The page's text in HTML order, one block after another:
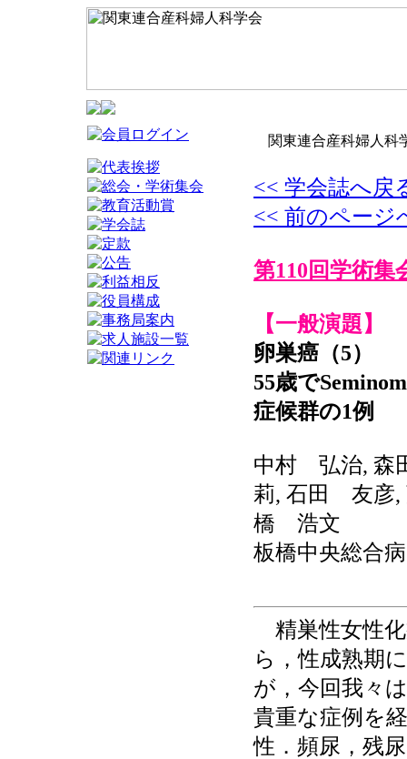
関東連合産科婦人科
<< 学会誌へ戻
<< 前のページ
第110回学術集
【一般演題】
卵巣癌（5）
55歳で
症候群の1例
中村 弘治,
莉, 石田 友彦
橋 浩文
板橋中央総合
精巣性女性化
ら，性成熟期
が，今回我々
貴重な症例を
性．頻尿，残